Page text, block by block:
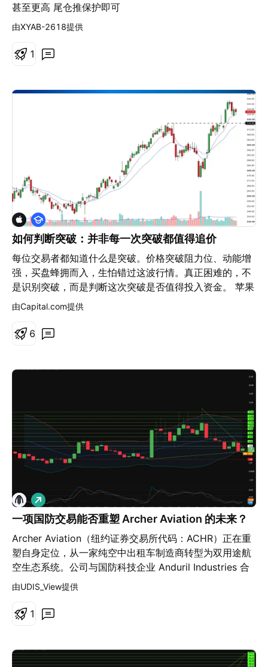
甚至更高 尾仓推保护即可
由XYAB-2618提供
1
如何判断突破：并非每一次突破都值得追价
每位交易者都知道什么是突破。价格突破阻力位、动能增
强，买盘蜂拥而入，生怕错过这波行情。真正困难的，不
是识别突破，而是判断这次突破是否值得投入资金。 苹果
（Apple）近期突破 6 月高点，就是一个值得关注的案
Intelligence 更接近在中国市场推出；与此同时，成交量
次突破最终会成功还是失败，但资深交易者与普通交易者
最大的区别，在于是否拥有一套评估突破质量的框架，既
能在进场前判断机会，也能在进场后客观管理交易。其中
有三项因素尤其值得关注： • 推动突破的催化因素 • 市场
参与程度 • 市场是否接受更高的价格 若想了解这三项因素
如何影响交易机会的筛选与后续管理，不妨比较特斯拉
（Tesla）在 2025 年两次极为相似、但结果截然不同的
突破案例。 两次突破，不同结局 2025 年 9 月，特斯拉
在市场对其能源发电与储能业务前景日益乐观的推动下，
突破了数个月以来的阻力区。随后，买盘持续推升股价，
行情发展为一波明确的上升趋势，价格也稳定维持在原有
阻力位之上。 特斯拉四小时K线图 过往表现并非未来业绩
的可靠指标。 三个月后，特斯拉再次出现看似教科书般的
突破。这一次，催化因素是市场对其 Robotaxi（自动驾
驶出租车）计划的利好消息。股价再次突破阻力位、吸引
买盘进场，并快速创下新高。 特斯拉四小时K线图 过往表
如出一辙。两者都有利好消息支撑、都果断突破阻力位，
阻力位之上；12 月的突破则很快失去动能，最终跌回突
教
学
由Capital.com提供
6
一项国防交易能否重塑 Archer Aviation 的未来？
Archer Aviation（纽约证券交易所代码：ACHR）正在重
塑自身定位，从一家纯空中出租车制造商转型为双用途航
空生态系统。公司与国防科技企业 Anduril Industries 合
作，推出了名为“Thunder”的第5组（Group 5）自主攻击
构打造。在范堡罗国际航展公布该消息后，投资者反应热
烈，股价大涨近 20%，尽管该股票今年累计仍大幅下跌。
型武器集，并可装入标准集装箱以实现快速战场部署；至
做
多
由UDIS_View提供
1